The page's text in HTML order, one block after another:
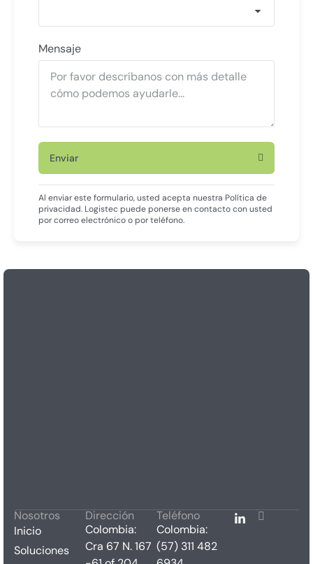
Mensaje
Enviar
Al enviar este formulario, usted acepta nuestra Política de
privacidad. Logistec puede ponerse en contacto con usted
por correo electrónico o por teléfono.
Nosotros
Inicio
Soluciones
Dirección
Colombia:
Cra 67 N. 167
Teléfono
Colombia:
(57) 311 482